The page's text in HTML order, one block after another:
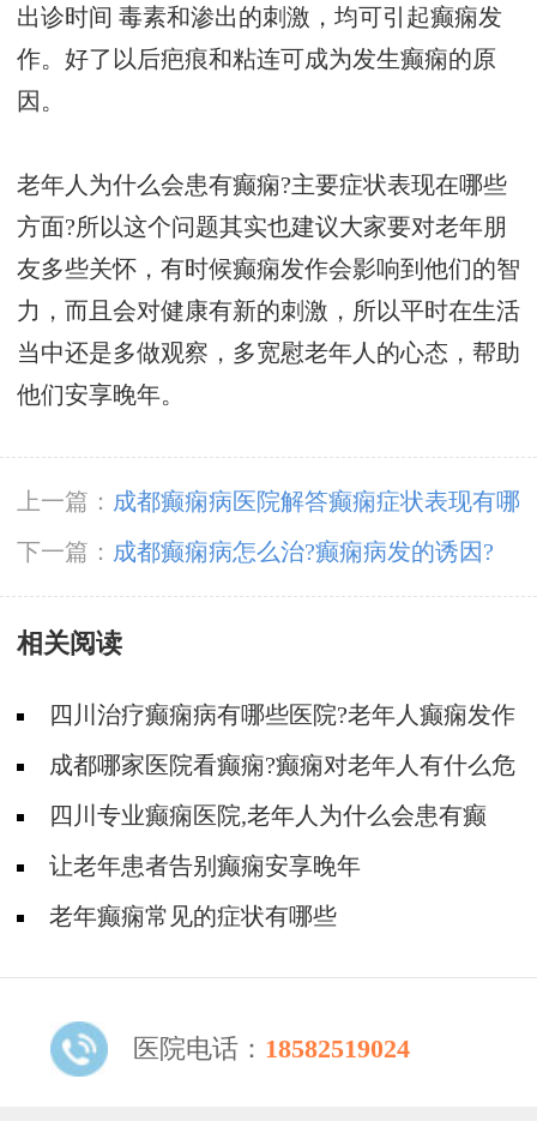
出诊时间 毒素和渗出的刺激，均可引起癫痫发
作。好了以后疤痕和粘连可成为发生癫痫的原
因。
老年人为什么会患有癫痫?主要症状表现在哪些
方面?所以这个问题其实也建议大家要对老年朋
友多些关怀，有时候癫痫发作会影响到他们的智
力，而且会对健康有新的刺激，所以平时在生活
当中还是多做观察，多宽慰老年人的心态，帮助
他们安享晚年。
上一篇： 成都癫痫病医院解答癫痫症状表现有哪
些呢?
下一篇： 成都癫痫病怎么治?癫痫病发的诱因?
相关阅读
四川治疗癫痫病有哪些医院?老年人癫痫发作
的原因有哪些?
成都哪家医院看癫痫?癫痫对老年人有什么危
害? 四川专业癫痫医院,老年人为什么会患有癫
痫?让老年患者告别癫痫安享晚年
老年癫痫常见的症状有哪些
医院电话： 18582519024